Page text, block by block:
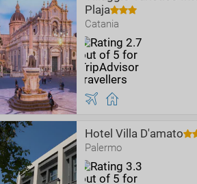
Plaja
Catania
Hotel Villa D'amato
Palermo